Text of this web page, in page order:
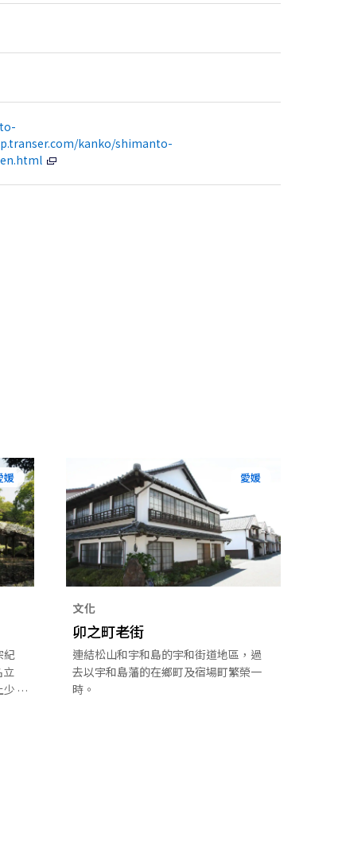
kanko/shimanto-
媛
紀
立
少
愛媛
文化
卯之町老街
連結松山和宇和島的宇和街道地區，過
去以宇和島藩的在鄉町及宿場町繁榮一
時。